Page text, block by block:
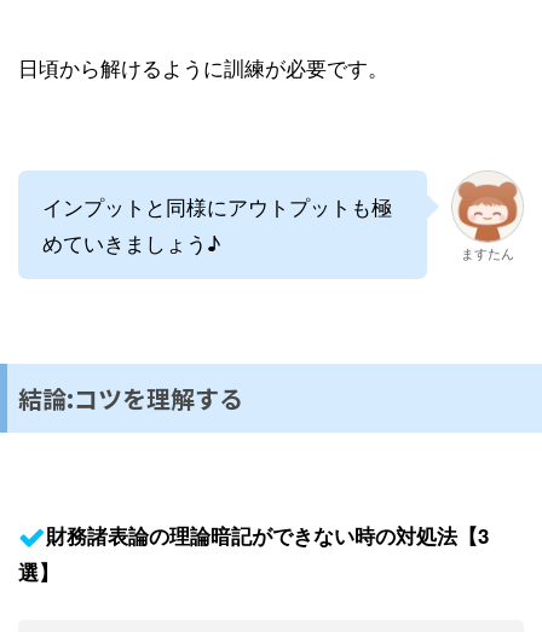
日頃から解けるように訓練が必要です。
インプットと同様にアウトプットも極
めていきましょう♪
ますたん
結論:コツを理解する
財務諸表論の理論暗記ができない時の対処法【3
選】